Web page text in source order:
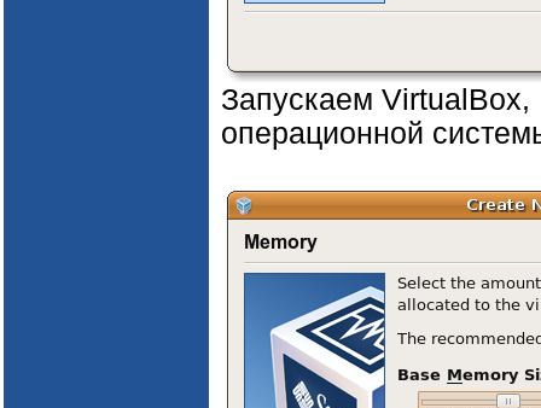
Запускаем
операционной